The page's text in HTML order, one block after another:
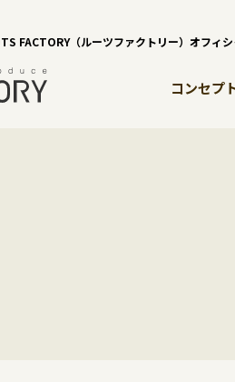
FACTORY（ルーツファクトリー）オフィ
コンセプ